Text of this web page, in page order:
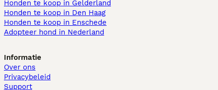
Honden te koop in Gelderland
Honden te koop in Den Haag
Honden te koop in Enschede
Adopteer hond in Nederland
Informatie
Over ons
Privacybeleid
Support